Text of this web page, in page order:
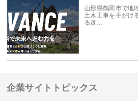
山形県鶴岡市で地
土木工事を手がけ
る道…
企業サイトトピックス